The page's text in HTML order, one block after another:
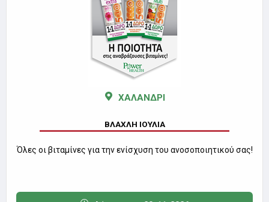
ΧΑΛΑΝΔΡΙ
ΒΛΑΧΛΗ ΙΟΥΛΙΑ
Όλες οι βιταμίνες για την ενίσχυση του ανοσοποιητικού σας!